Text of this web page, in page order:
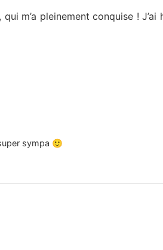
m’a pleinement conquise !
sympa 🙂